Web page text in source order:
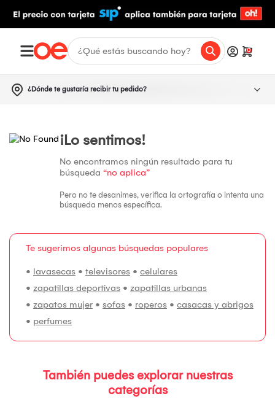
0
¿Dónde te gustaría recibir tu pedido?
¡Lo sentimos!
No encontramos ningún resultado para tu
búsqueda “no aplica”
Pero no te desanimes, verifica la ortografía o intenta una
búsqueda menos específica.
Te sugerimos algunas búsquedas populares
• lavasecas • televisores • celulares
• zapatillas deportivas • zapatillas urbanas
• zapatos mujer • sofas • roperos • casacas y abrigos
• perfumes
También puedes explorar nuestras
categorías